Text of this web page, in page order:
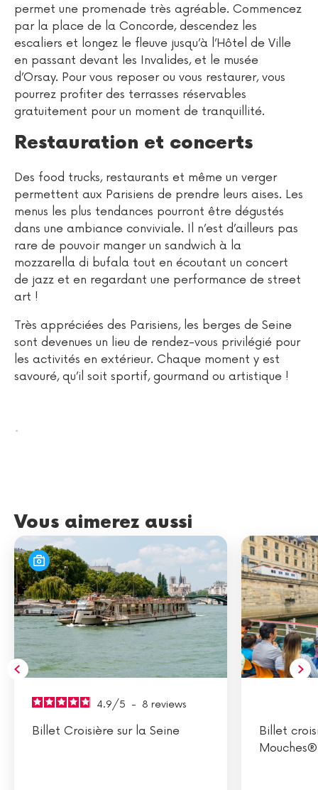
permet une promenade très agréable. Commencez
par la place de la Concorde, descendez les
escaliers et longez le fleuve jusqu’à l’Hôtel de Ville
en passant devant les Invalides, et le musée
d’Orsay. Pour vous reposer ou vous restaurer, vous
pourrez profiter des terrasses réservables
gratuitement pour un moment de tranquillité.
Restauration et concerts
Des food trucks, restaurants et même un verger
permettent aux Parisiens de prendre leurs aises. Les
menus les plus tendances pourront être dégustés
dans une ambiance conviviale. Il n’est d’ailleurs pas
rare de pouvoir manger un sandwich à la
mozzarella di bufala tout en écoutant un concert
de jazz et en regardant une performance de street
art !
Très appréciées des Parisiens, les berges de Seine
sont devenues un lieu de rendez-vous privilégié pour
les activités en extérieur. Chaque moment y est
savouré, qu’il soit sportif, gourmand ou artistique !
.
Vous aimerez aussi
4.9/5 - 8 reviews
Billet Croisière sur la Seine
Billet
Mouches®